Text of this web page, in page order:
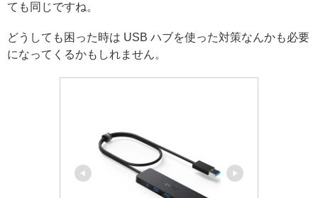
ても同じですね。
どうしても困った時は USB ハブを使った対策なんかも必要
になってくるかもしれません。